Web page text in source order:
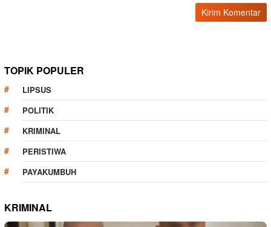
TOPIK POPULER
LIPSUS
POLITIK
KRIMINAL
PERISTIWA
PAYAKUMBUH
KRIMINAL